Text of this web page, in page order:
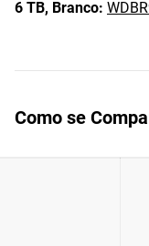
6 TB, Branco:
Como se